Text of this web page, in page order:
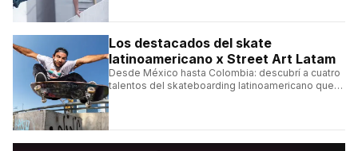
Los destacados del skate
latinoamericano x Street Art Latam
Desde México hasta Colombia: descubrí a cuatro
talentos del skateboarding latinoamericano que